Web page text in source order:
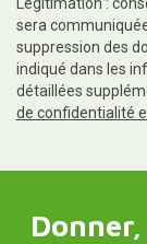
sera
suppression des
indiqué dans les
détaillées
de confidentialité